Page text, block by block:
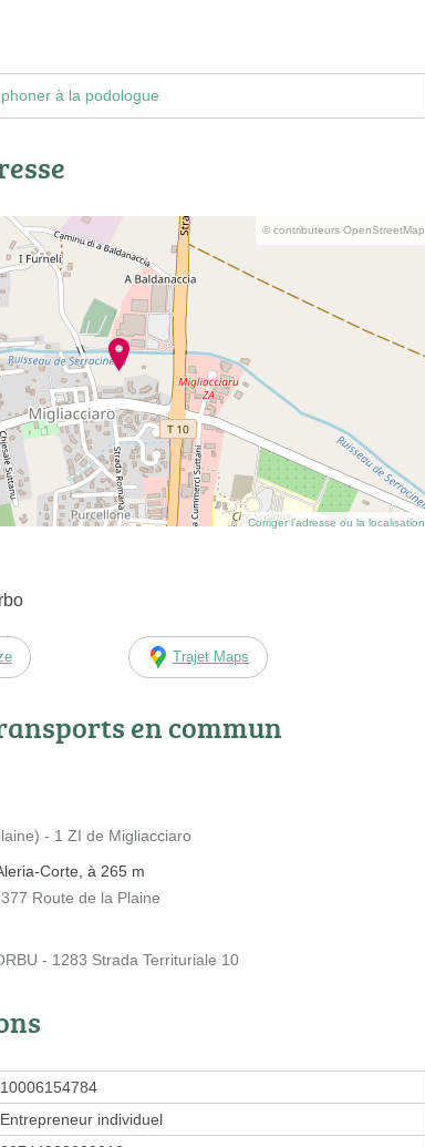
à la podologue
© contributeurs OpenStreetMap
Corriger l’adresse ou la localisation
Trajet Maps
en commun
- 1 ZI de Migliacciaro
Corte, à 265 m
Route de la Plaine
- 1283 Strada Territuriale 10
10006154784
Entrepreneur individuel